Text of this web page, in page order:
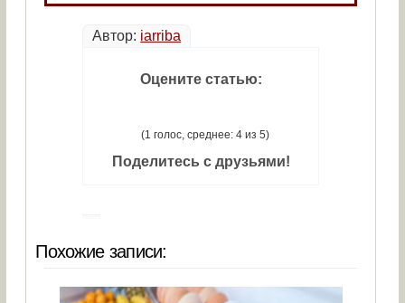
Автор: iarriba
Оцените статью:
(1 голос, среднее: 4 из 5)
Поделитесь с друзьями!
Похожие записи: